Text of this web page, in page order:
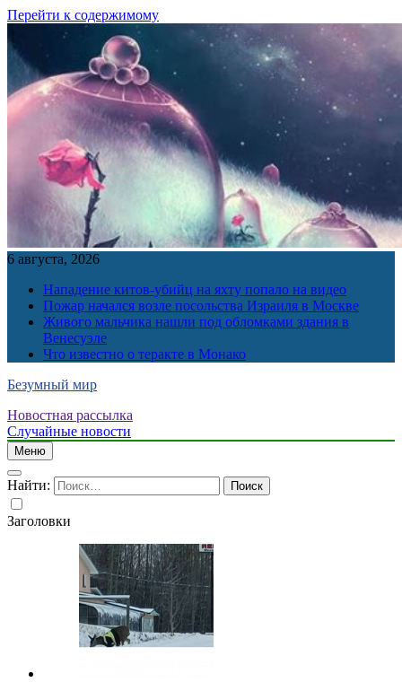
Перейти к содержимому
6 августа, 2026
Нападение китов-убийц на яхту попало на видео
Пожар начался возле посольства Израиля в Москве
Живого мальчика нашли под обломками здания в
Венесуэле
Что известно о теракте в Монако
Безумный мир
Новостная рассылка
Случайные новости
Меню
Найти:
Заголовки